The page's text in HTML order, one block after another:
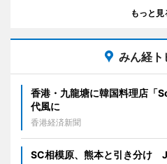
もっと見
みん経ト
香港・九龍塘に韓国料理店
代風に
香港経済新聞
SC相模原、熊本と引き分け